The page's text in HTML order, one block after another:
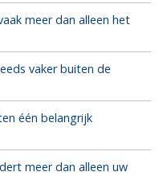
meer dan alleen het
vaker buiten de
één belangrijk
meer dan alleen uw